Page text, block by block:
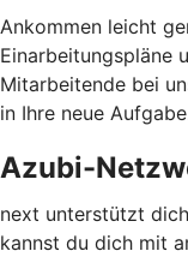
Ankommen leicht
Einarbeitungspläne
Mitarbeitende bei
in Ihre neue
Azubi-
next unterstützt
kannst du dich mit